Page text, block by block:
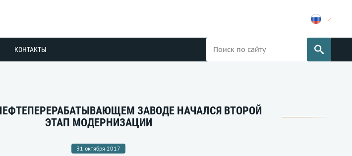
КОНТАКТЫ
ЗАВОДЕ НАЧАЛСЯ ВТОРОЙ
ЭТАП МОДЕРНИЗАЦИИ
31 октября 2017